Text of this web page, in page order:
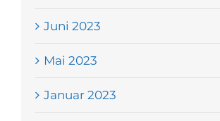
Juni 2023
Mai 2023
Januar 2023